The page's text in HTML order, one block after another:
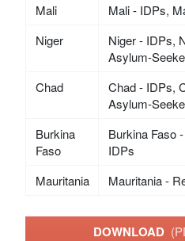
Mali
Mali - IDPs,
Niger
Niger - IDPs,
Asylum-
Chad
Chad - IDPs,
Asylum-
Burkina
Faso
Burkina Faso
IDPs
Mauritania
Mauritania -
DOWNLOAD